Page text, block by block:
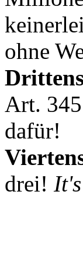
keinerlei
ohne
Art.
dafür!
drei!